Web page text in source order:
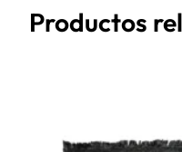
Productos